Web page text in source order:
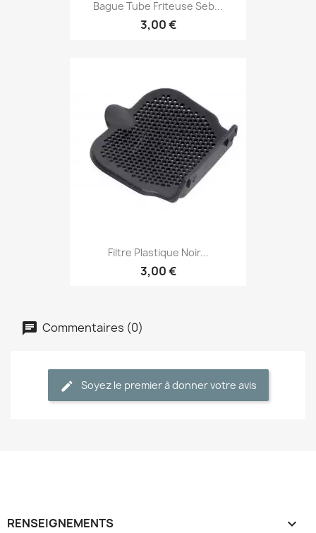
Bague Tube Friteuse Seb...
3,00 €
Filtre Plastique Noir...
3,00 €
Commentaires (0)
Soyez le premier à donner votre avis
RENSEIGNEMENTS 